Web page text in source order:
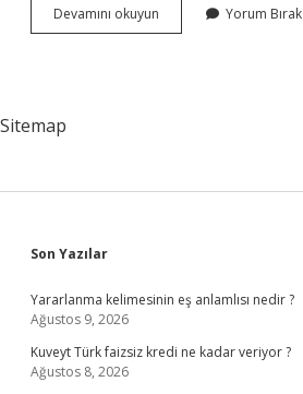
Devamını okuyun Ramazan
Bayramı
Yorum Bırak
Sitemap
Sidebar
Son Yazılar
Yararlanma kelimesinin eş anlamlısı nedir ?
Ağustos 9, 2026
Kuveyt Türk faizsiz kredi ne kadar veriyor ?
Ağustos 8, 2026